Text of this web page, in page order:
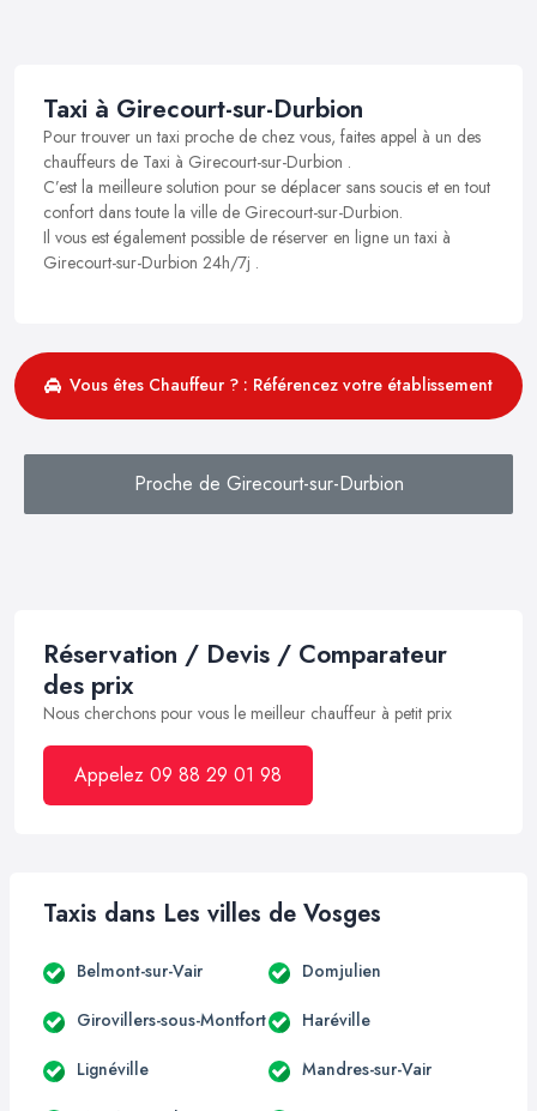
Taxi à Girecourt-sur-Durbion
Pour trouver un taxi proche de chez vous, faites appel à un des
chauffeurs de Taxi à Girecourt-sur-Durbion .
C’est la meilleure solution pour se déplacer sans soucis et en tout
confort dans toute la ville de Girecourt-sur-Durbion.
Il vous est également possible de réserver en ligne un taxi à
Girecourt-sur-Durbion 24h/7j .
Vous êtes Chauffeur ? : Référencez votre établissement
Proche de Girecourt-sur-Durbion
Réservation / Devis / Comparateur
des prix
Nous cherchons pour vous le meilleur chauffeur à petit prix
Appelez 09 88 29 01 98
Taxis dans Les villes de Vosges
Belmont-sur-Vair Domjulien
Girovillers-sous-Montfort Haréville
Lignéville Mandres-sur-Vair